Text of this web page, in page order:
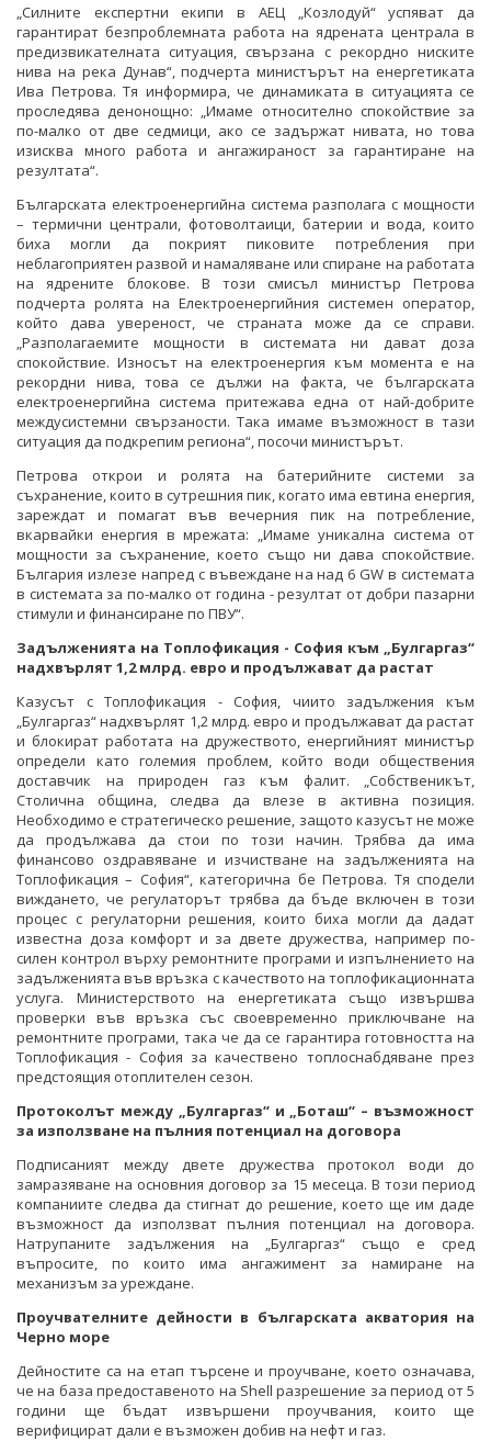
„Силните експертни екипи в АЕЦ „Козлодуй“ успяват да
гарантират безпроблемната работа на ядрената централа в
предизвикателната ситуация, свързана с рекордно ниските
нива на река Дунав“, подчерта министърът на енергетиката
Ива Петрова. Тя информира, че динамиката в ситуацията се
проследява денонощно: „Имаме относително спокойствие за
по-малко от две седмици, ако се задържат нивата, но това
изисква много работа и ангажираност за гарантиране на
резултата“.
Българската електроенергийна система разполага с мощности
– термични централи, фотоволтаици, батерии и вода, които
биха могли да покрият пиковите потребления при
неблагоприятен развой и намаляване или спиране на работата
на ядрените блокове. В този смисъл министър Петрова
подчерта ролята на Електроенергийния системен оператор,
който дава увереност, че страната може да се справи.
„Разполагаемите мощности в системата ни дават доза
спокойствие. Износът на електроенергия към момента е на
рекордни нива, това се дължи на факта, че българската
електроенергийна система притежава една от най-добрите
междусистемни свързаности. Така имаме възможност в тази
ситуация да подкрепим региона“, посочи министърът.
Петрова открои и ролята на батерийните системи за
съхранение, които в сутрешния пик, когато има евтина енергия,
зареждат и помагат във вечерния пик на потребление,
вкарвайки енергия в мрежата: „Имаме уникална система от
мощности за съхранение, което също ни дава спокойствие.
България излезе напред с въвеждане на над 6 GW в системата
в системата за по-малко от година - резултат от добри пазарни
стимули и финансиране по ПВУ“.
Задълженията на Топлофикация - София към „Булгаргаз“
надхвърлят 1,2 млрд. евро и продължават да растат
Казусът с Топлофикация - София, чиито задължения към
„Булгаргаз“ надхвърлят 1,2 млрд. евро и продължават да растат
и блокират работата на дружеството, енергийният министър
определи като големия проблем, който води обществения
доставчик на природен газ към фалит. „Собственикът,
Столична община, следва да влезе в активна позиция.
Необходимо е стратегическо решение, защото казусът не може
да продължава да стои по този начин. Трябва да има
финансово оздравяване и изчистване на задълженията на
Топлофикация – София“, категорична бе Петрова. Тя сподели
виждането, че регулаторът трябва да бъде включен в този
процес с регулаторни решения, които биха могли да дадат
известна доза комфорт и за двете дружества, например по-
силен контрол върху ремонтните програми и изпълнението на
задълженията във връзка с качеството на топлофикационната
услуга. Министерството на енергетиката също извършва
проверки във връзка със своевременно приключване на
ремонтните програми, така че да се гарантира готовността на
Топлофикация - София за качествено топлоснабдяване през
предстоящия отоплителен сезон.
Протоколът между „Булгаргаз“ и „Боташ“ – възможност
за използване на пълния потенциал на договора
Подписаният между двете дружества протокол води до
замразяване на основния договор за 15 месеца. В този период
компаниите следва да стигнат до решение, което ще им даде
възможност да използват пълния потенциал на договора.
Натрупаните задължения на „Булгаргаз“ също е сред
въпросите, по които има ангажимент за намиране на
механизъм за уреждане.
Проучвателните дейности в българската акватория на
Черно море
Дейностите са на етап търсене и проучване, което означава,
че на база предоставеното на Shell разрешение за период от 5
години ще бъдат извършени проучвания, които ще
верифицират дали е възможен добив на нефт и газ.